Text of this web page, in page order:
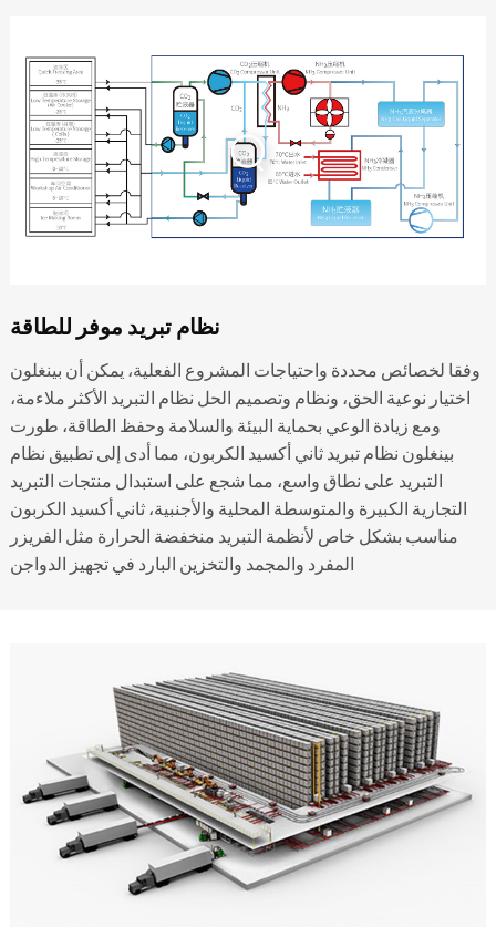
نظام تبريد موفر للطاقة
وفقا لخصائص محددة واحتياجات المشروع الفعلية، يمكن أن بينغلون
اختيار نوعية الحق، ونظام وتصميم الحل نظام التبريد الأكثر ملاءمة،
ومع زيادة الوعي بحماية البيئة والسلامة وحفظ الطاقة، طورت
بينغلون نظام تبريد ثاني أكسيد الكربون، مما أدى إلى تطبيق نظام
التبريد على نطاق واسع، مما شجع على استبدال منتجات التبريد
التجارية الكبيرة والمتوسطة المحلية والأجنبية، ثاني أكسيد الكربون
مناسب بشكل خاص لأنظمة التبريد منخفضة الحرارة مثل الفريزر
المفرد والمجمد والتخزين البارد في تجهيز الدواجن